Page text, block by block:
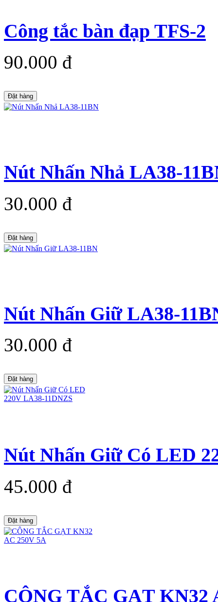
Công tắc bàn đạp TFS-2
90.000 đ
Đặt hàng
Nút Nhấn Nhả LA38-
30.000 đ
Đặt hàng
Nút Nhấn Giữ LA38-
30.000 đ
Đặt hàng
Nút Nhấn Giữ Có LED
45.000 đ
Đặt hàng
CÔNG TẮC GẠT KN32